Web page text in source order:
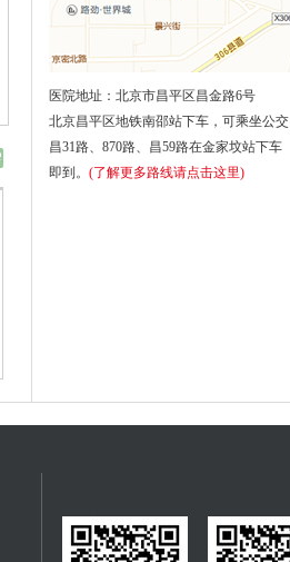
医院地址：北京市昌平区昌金路6号
北京昌平区地铁南邵站下车，可乘坐公交
昌31路、870路、昌59路在金家坟站下车
即到。 (了解更多路线请点击这里)